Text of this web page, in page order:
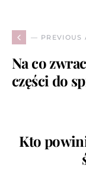
— PREVIOUS
Na co
części do
Kto